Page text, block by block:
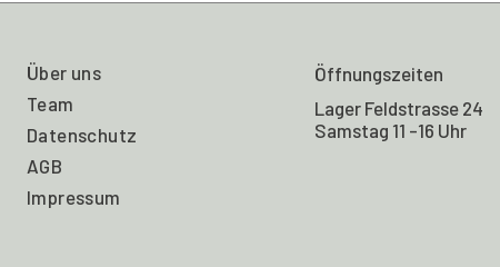
Über uns
Team
Datenschutz
AGB
Impressum
Öffnungszeiten
Lager Feldstrasse 24
Samstag 11 -16 Uhr